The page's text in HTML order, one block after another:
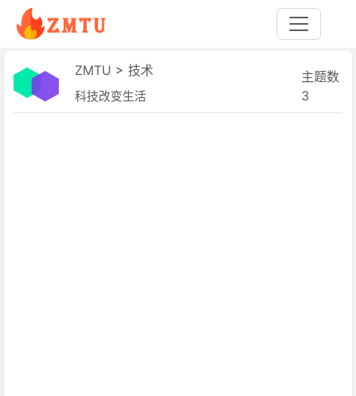
ZMTU > 技术
科技改变生活
主题数
3